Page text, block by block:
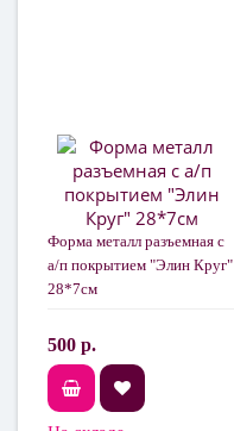
Форма металл разъемная с
а/п покрытием "Элин Круг"
28*7см
500 р.